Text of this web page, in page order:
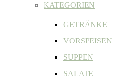
KATEGORIEN
GETRÄNKE
VORSPEISEN
SUPPEN
SALATE